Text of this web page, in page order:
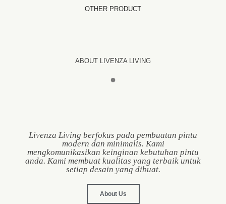
OTHER PRODUCT
ABOUT LIVENZA LIVING
●
Livenza Living berfokus pada pembuatan pintu
modern dan minimalis. Kami
mengkomunikasikan keinginan kebutuhan pintu
anda. Kami membuat kualitas yang terbaik untuk
setiap desain yang dibuat.
About Us